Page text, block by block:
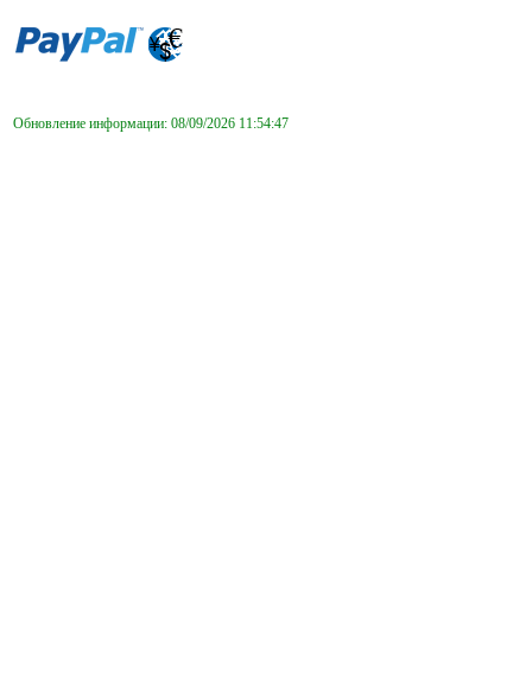
Обновление информации: 08/09/2026 11:54:47